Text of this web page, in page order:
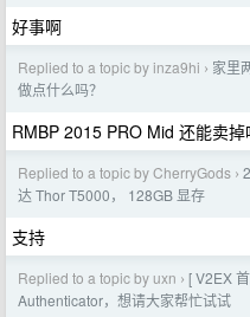
好事啊
Replied to a topic by inza9hi › 家里
做点什么吗？
RMBP 2015 PRO Mid 还能卖掉
Replied to a topic by CherryGods ›
达 Thor T5000， 128GB 显存
支持
Replied to a topic by uxn › [ V2EX
Authenticator，想请大家帮忙试试